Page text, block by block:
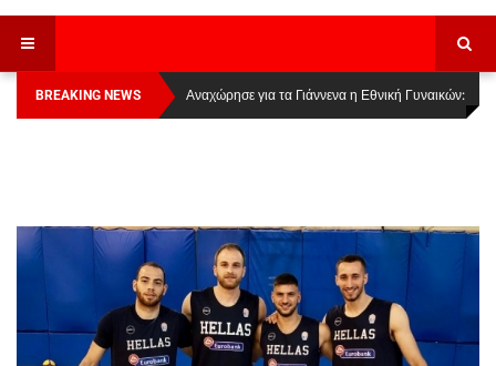
BREAKING NEWS
Οι Πάνθηρες Καβάλας στην Women Basketball
League 1
Αναχώρησε για τα Γιάννενα η Εθνική Γυναικών: